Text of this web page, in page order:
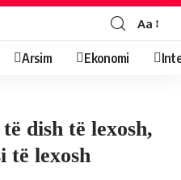
Aa
Arsim Ekonomi
dish të lexosh,
të lexosh